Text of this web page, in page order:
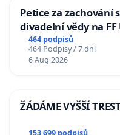
Petice za zachování
divadelní vědy na FF
464 podpisů
464 Podpisy / 7 dní
6 Aug 2026
ŽÁDÁME VYŠŠÍ
153 699 podpisů